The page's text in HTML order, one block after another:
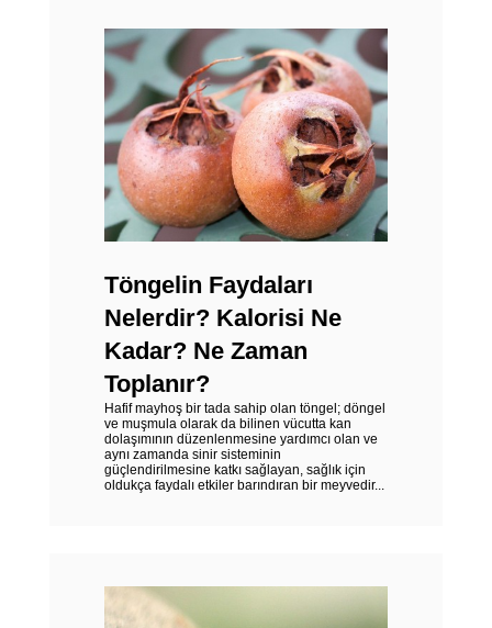
Töngelin Faydaları
Nelerdir? Kalorisi Ne
Kadar? Ne Zaman
Toplanır?
Hafif mayhoş bir tada sahip olan töngel; döngel
ve muşmula olarak da bilinen vücutta kan
dolaşımının düzenlenmesine yardımcı olan ve
aynı zamanda sinir sisteminin
güçlendirilmesine katkı sağlayan, sağlık için
oldukça faydalı etkiler barındıran bir meyvedir...